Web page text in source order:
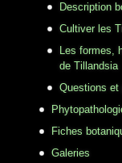
Description
Cultiver les
Les formes,
de Tillandsia
Questions et
Fiches
Galeries